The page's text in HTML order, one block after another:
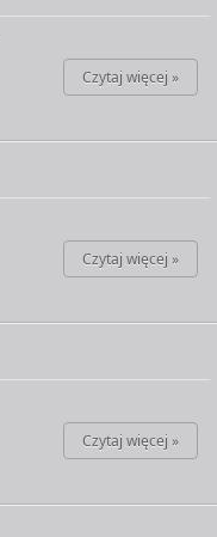
Czytaj więcej »
Czytaj więcej »
Czytaj więcej »